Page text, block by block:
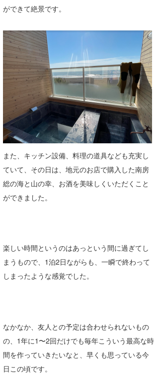
ができて絶景です。
また、キッチン設備、料理の道具なども充実し
ていて、その日は、地元のお店で購入した南房
総の海と山の幸、お酒を美味しくいただくこと
ができました。
楽しい時間というのはあっという間に過ぎてし
まうもので、1泊2日ながらも、一瞬で終わって
しまったような感覚でした。
なかなか、友人との予定は合わせられないもの
の、1年に1〜2回だけでも毎年こういう最高な時
間を作っていきたいなと、早くも思っている今
日この頃です。
Mr.K
chappy
Romisea